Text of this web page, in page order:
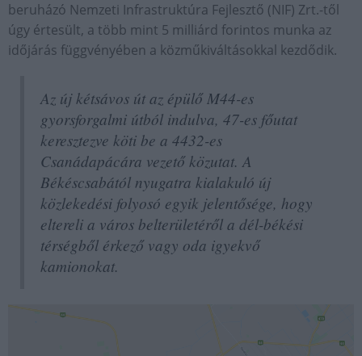
beruházó Nemzeti Infrastruktúra Fejlesztő (NIF) Zrt.-től
úgy értesült, a több mint 5 milliárd forintos munka az
időjárás függvényében a közműkiváltásokkal kezdődik.
Az új kétsávos út az épülő M44-es
gyorsforgalmi útból indulva, 47-es főutat
keresztezve köti be a 4432-es
Csanádapácára vezető közutat. A
Békéscsabától nyugatra kialakuló új
közlekedési folyosó egyik jelentősége, hogy
eltereli a város belterületéről a dél-békési
térségből érkező vagy oda igyekvő
kamionokat.